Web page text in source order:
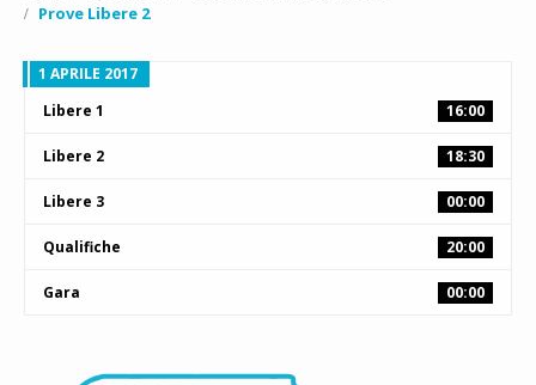
Prove Libere 2
1 APRILE 2017
Libere 1
16:00
Libere 2 18:30
Libere 3 00:00
Qualifiche 20:00
Gara 00:00